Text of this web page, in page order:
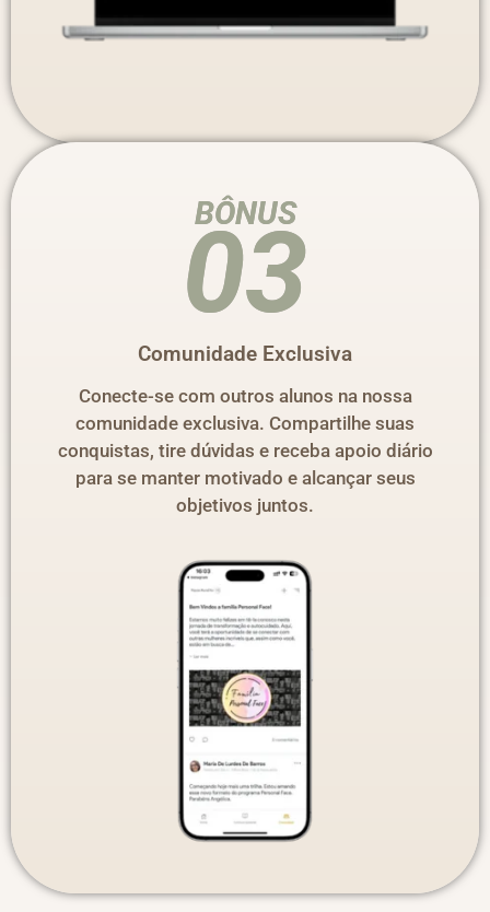
BÔNUS
03
Comunidade Exclusiva
Conecte-se com outros alunos na nossa
comunidade exclusiva. Compartilhe suas
conquistas, tire dúvidas e receba apoio diário
para se manter motivado e alcançar seus
objetivos juntos.